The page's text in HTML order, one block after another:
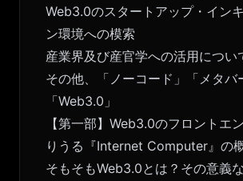
Web3.0のスタートアップ・イン
ン環境への模索
産業界及び産官学への活用につい
その他、「ノーコード」「メタバ
「Web3.0」
【第一部】Web3.0のフロントエ
りうる『Internet Computer』の概
そもそもWeb3.0とは？その意義